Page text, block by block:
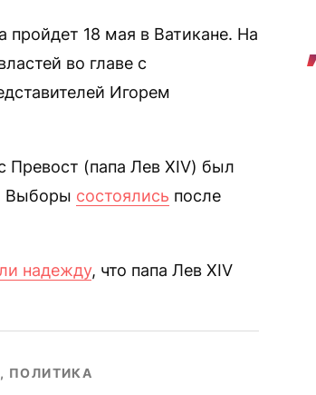
пройдет 18 мая в Ватикане. На
во главе с
Игорем
Превост (папа Лев XIV) был
Выборы состоялись после
надежду, что папа Лев XIV
ПОЛИТИКА